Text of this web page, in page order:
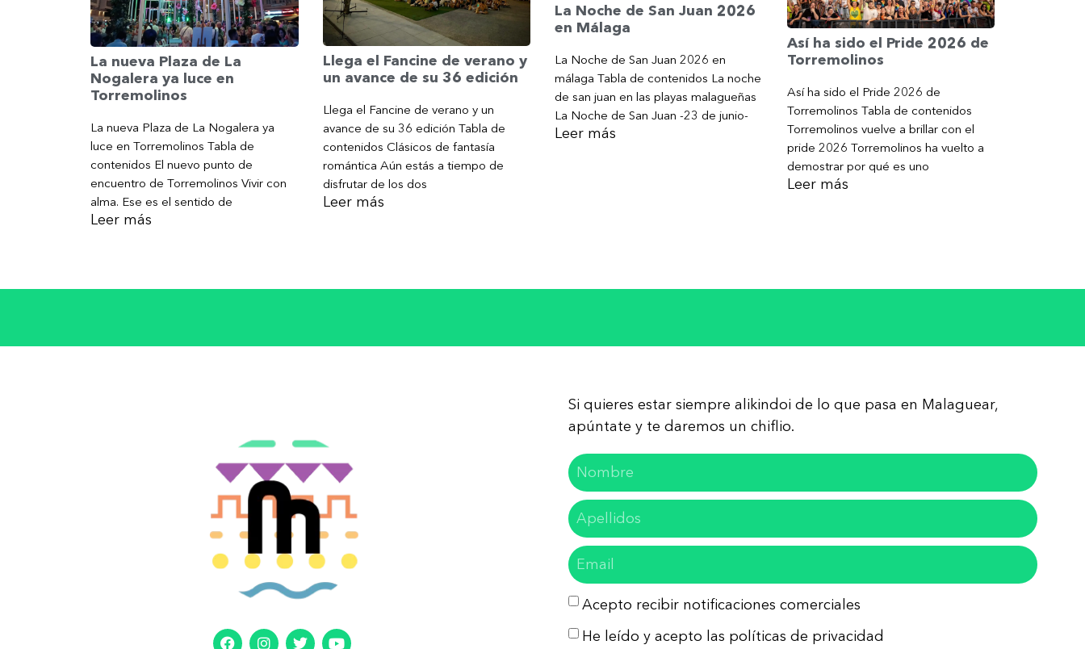
La nueva Plaza de La
Nogalera ya luce en
Torremolinos
La nueva Plaza de La Nogalera ya
luce en Torremolinos Tabla de
contenidos El nuevo punto de
encuentro de Torremolinos Vivir con
alma. Ese es el sentido de
Leer más
Llega el Fancine de verano y
un avance de su 36 edición
Llega el Fancine de verano y un
avance de su 36 edición Tabla de
contenidos Clásicos de fantasía
romántica Aún estás a tiempo de
disfrutar de los dos
Leer más
La Noche de San Juan 2026
en Málaga
La Noche de San Juan 2026 en
málaga Tabla de contenidos La noche
de san juan en las playas malagueñas
La Noche de San Juan -23 de junio-
Leer más
Así ha sido el Pride 2026 de
Torremolinos
Así ha sido el Pride 2026 de
Torremolinos Tabla de contenidos
Torremolinos vuelve a brillar con el
pride 2026 Torremolinos ha vuelto a
demostrar por qué es uno
Leer más
Si quieres estar siempre alikindoi de lo que pasa en Malaguear,
apúntate y te daremos un chiflio.
Acepto recibir notificaciones comerciales
He leído y acepto las políticas de privacidad